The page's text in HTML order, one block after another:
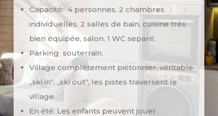
Capacité: 4 personnes, 2 chambres
individuelles, 2 salles de bain, cuisine trés
bien équipée, salon. 1 WC separé.
Parking souterrain.
Village complètement piétonnier, véritable
„ski in“, „ski out“, les pistes traversent le
village.
En été: Les enfants peuvent jouer